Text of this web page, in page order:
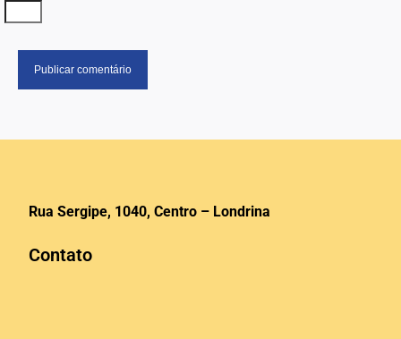
Rua Sergipe, 1040, Centro – Londrina
Contato